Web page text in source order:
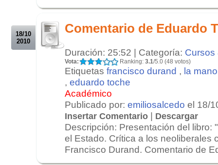
18/10
2010
Comentario de Eduardo
Duración: 25:52 | Categoría: Cursos
Vota: Ranking: 3.1/5.0 (48 votos)
Etiquetas francisco durand , la
, eduardo toche
Académico
Publicado por: emiliosalcedo el 18/
Insertar Comentario | Descargar
Descripción: Presentación del libro:
el Estado. Crítica a los neoliberales
Francisco Durand. Comentario de